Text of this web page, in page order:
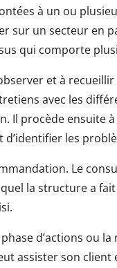
à un ou
sur un secteur en
qui comporte
et à
avec les
Il procède ensuite
les
Le
la structure a
d’actions ou
assister son